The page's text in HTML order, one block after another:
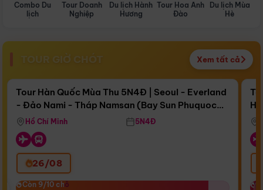
Combo Du
lịch
Tour Doanh
Nghiệp
Du lịch Hành
Hương
Tour Hoa Anh
Đào
Du lịch Mùa
Hè
TOUR GIỜ CHÓT Xem tất cả
Còn17 ngày 07:40:44
Bay Sun Phuquoc Airways
Điểm nổi bật
Tour Hàn Quốc Mùa Thu 5N4Đ | Seoul - Everland
- Đảo Nami - Tháp Namsan (Bay Sun Phuquoc
Airways)
Hồ Chí Minh 5N4Đ
26/08
Còn 9/10 chỗ
Còn 9/10 chỗ